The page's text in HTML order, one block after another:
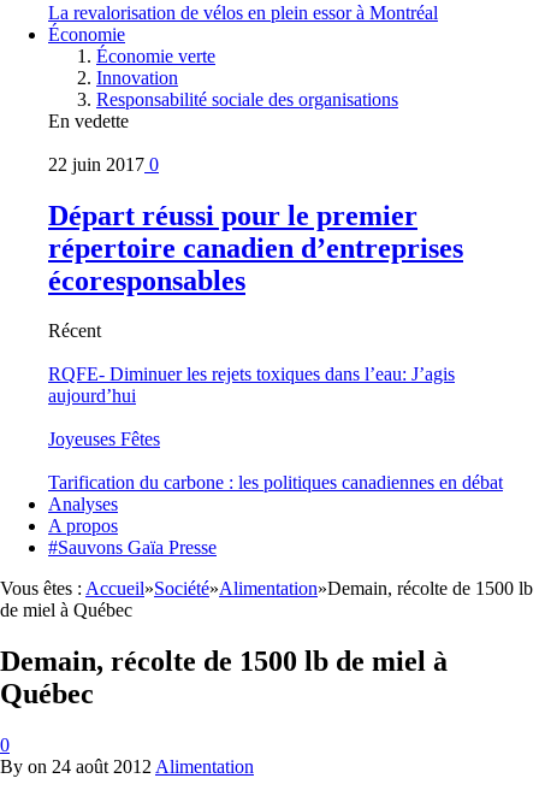
La revalorisation de vélos en plein essor à Montréal
Économie
Économie verte
Innovation
Responsabilité sociale des organisations
En vedette
22 juin 2017 0
Départ réussi pour le premier
répertoire canadien d’entreprises
écoresponsables
Récent
RQFE- Diminuer les rejets toxiques dans l’eau: J’agis
aujourd’hui
Joyeuses Fêtes
Tarification du carbone : les politiques canadiennes en débat
Analyses
A propos
#Sauvons Gaïa Presse
Vous êtes : Accueil»Société»Alimentation»Demain, récolte de 1500 lb
de miel à Québec
Demain, récolte de 1500 lb de miel à
Québec
0
By on 24 août 2012 Alimentation